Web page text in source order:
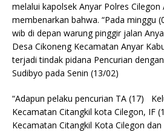
melalui kapolsek Anyar Polres Cilegon
membenarkan bahwa. “Pada minggu
wib di depan warung pinggir jalan
Desa Cikoneng Kecamatan Anyar
terjadi tindak pidana Pencurian
Sudibyo pada Senin (13/02)
“Adapun pelaku pencurian TA (17)
Kecamatan Citangkil kota Cilegon, IF
Kecamatan Citangkil Kota Cilegon